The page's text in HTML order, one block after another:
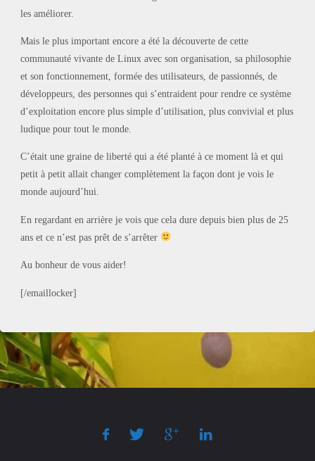
les améliorer.
Mais le plus important encore a été la découverte de cette
communauté vivante de Linux avec son organisation, sa philosophie
et son fonctionnement, formée des utilisateurs, de passionnés, de
développeurs, des personnes qui s’entraident pour rendre ce système
d’exploitation encore plus simple d’utilisation, plus convivial et plus
ludique pour tout le monde.
C’était une graine de liberté qui a été planté à ce moment là et qui
petit à petit allait changer complètement la façon dont je vois le
monde aujourd’hui.
En regardant en arrière je vois que cela dure depuis bien plus de 25
ans et ce n’est pas prêt de s’arrêter
Au bonheur de vous aider!
[/emaillocker]